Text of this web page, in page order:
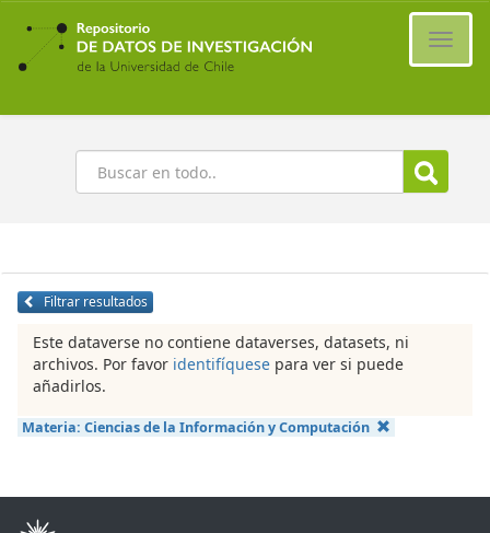
Ir
contenido
principal
Buscar
Filtrar resultados
Este dataverse no contiene dataverses, datasets, ni
archivos. Por favor identifíquese para ver si puede
añadirlos.
Materia: Ciencias de la Información y Computación